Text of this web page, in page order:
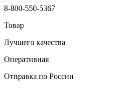
8-800-550-5367
Товар
Лучшего качества
Оперативная
Отправка по России